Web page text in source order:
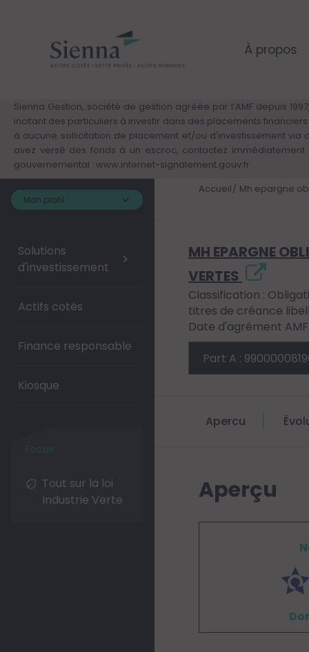
À propos
Sienna Gestion, société de gestion agréée par l’AMF depuis
incitant des particuliers à investir dans des placements
à aucune sollicitation de placement et/ou d'investissement
avez versé des fonds à un escroc, contactez
gouvernemental : www.internet-signalement.gouv.fr
Mon profil :
Solutions
d'investissement
>
Actifs cotés
Finance responsable
Kiosque
Tout sur la loi
Industrie Verte
Accueil Mh epargne
MH EPARGNE
VERTES
Classification :
titres de créance
Date d'agrément AMF
Apercu
Aperçu